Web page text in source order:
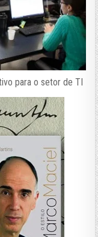
para o setor de TI